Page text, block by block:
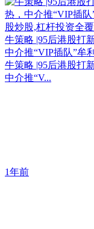
牛策略 |95后港股打
中介推“VIP插队”牟利
牛策略 |95后港股打
中介推“V...
1年前